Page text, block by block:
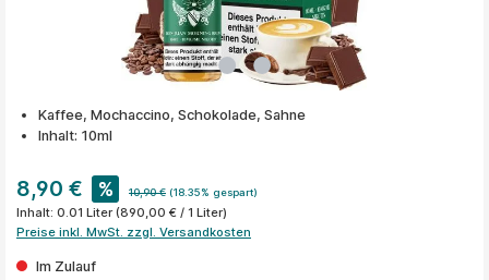
Kaffee, Mochaccino, Schokolade, Sahne
Inhalt: 10ml
8,90 € % 10,90 € (18.35% gespart)
Inhalt: 0.01 Liter (890,00 € / 1 Liter)
Preise inkl. MwSt. zzgl. Versandkosten
Im Zulauf